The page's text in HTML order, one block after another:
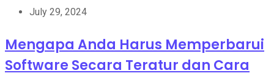
July 29, 2024
Mengapa Anda Harus Memperbarui
Software Secara Teratur dan Cara